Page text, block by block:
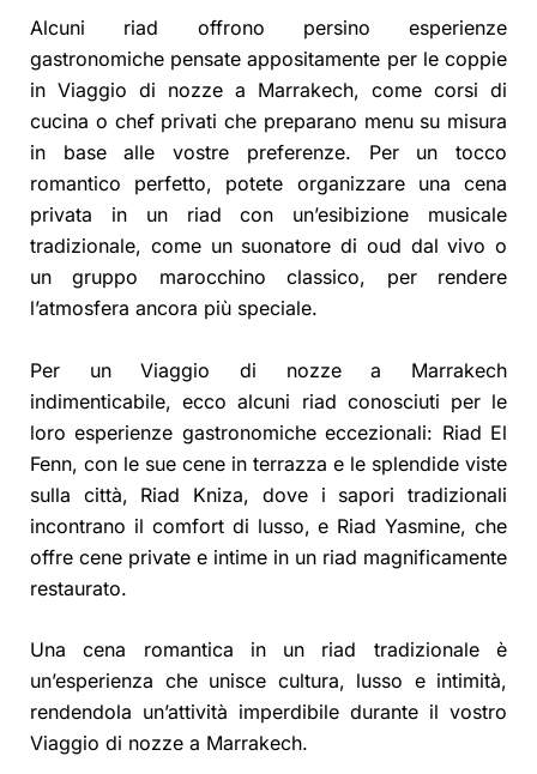
Alcuni riad offrono persino esperienze
gastronomiche pensate appositamente per le coppie
in Viaggio di nozze a Marrakech, come corsi di
cucina o chef privati che preparano menu su misura
in base alle vostre preferenze. Per un tocco
romantico perfetto, potete organizzare una cena
privata in un riad con un’esibizione musicale
tradizionale, come un suonatore di oud dal vivo o
un gruppo marocchino classico, per rendere
l’atmosfera ancora più speciale.
Per un Viaggio di nozze a Marrakech
indimenticabile, ecco alcuni riad conosciuti per le
loro esperienze gastronomiche eccezionali: Riad El
Fenn, con le sue cene in terrazza e le splendide viste
sulla città, Riad Kniza, dove i sapori tradizionali
incontrano il comfort di lusso, e Riad Yasmine, che
offre cene private e intime in un riad magnificamente
restaurato.
Una cena romantica in un riad tradizionale è
un’esperienza che unisce cultura, lusso e intimità,
rendendola un’attività imperdibile durante il vostro
Viaggio di nozze a Marrakech.